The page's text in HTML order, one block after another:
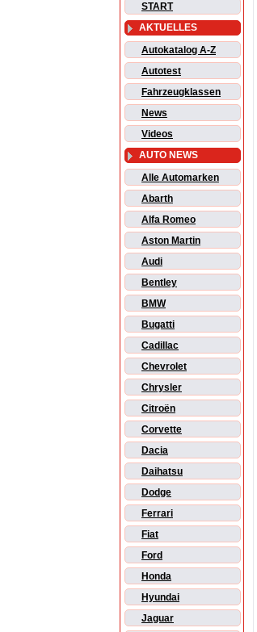
START
AKTUELLES
Autokatalog A-Z
Autotest
Fahrzeugklassen
News
Videos
AUTO NEWS
Alle Automarken
Abarth
Alfa Romeo
Aston Martin
Audi
Bentley
BMW
Bugatti
Cadillac
Chevrolet
Chrysler
Citroën
Corvette
Dacia
Daihatsu
Dodge
Ferrari
Fiat
Ford
Honda
Hyundai
Jaguar